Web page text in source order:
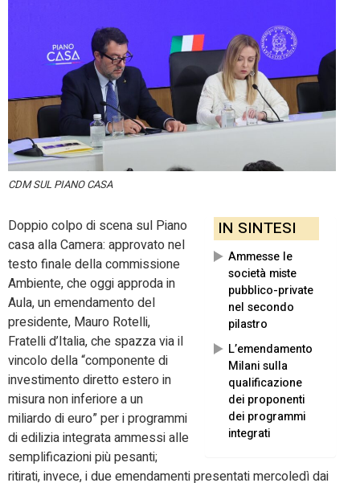
CDM SUL PIANO CASA
IN SINTESI
Ammesse le
società miste
pubblico-private
nel secondo
pilastro
L’emendamento
Milani sulla
qualificazione
dei proponenti
dei programmi
integrati
Doppio colpo di scena sul Piano
casa alla Camera: approvato nel
testo finale della commissione
Ambiente, che oggi approda in
Aula, un emendamento del
presidente, Mauro Rotelli,
Fratelli d’Italia, che spazza via il
vincolo della “componente di
investimento diretto estero in
misura non inferiore a un
miliardo di euro” per i programmi
di edilizia integrata ammessi alle
semplificazioni più pesanti;
ritirati, invece, i due emendamenti presentati mercoledì dai